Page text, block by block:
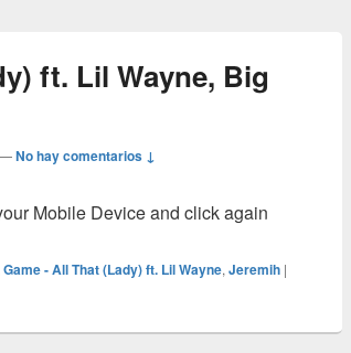
ft. Lil Wayne, Big
—No hay comentarios ↓
Mobile Device and click again
Game - All That (Lady) ft. Lil Wayne, Jeremih |